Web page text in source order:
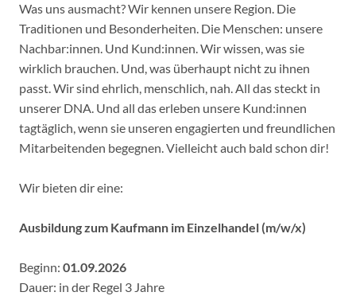
Was uns ausmacht? Wir kennen unsere Region. Die
Traditionen und Besonderheiten. Die Menschen: unsere
Nachbar:innen. Und Kund:innen. Wir wissen, was sie
wirklich brauchen. Und, was überhaupt nicht zu ihnen
passt. Wir sind ehrlich, menschlich, nah. All das steckt in
unserer DNA. Und all das erleben unsere Kund:innen
tagtäglich, wenn sie unseren engagierten und freundlichen
Mitarbeitenden begegnen. Vielleicht auch bald schon dir!
Wir bieten dir eine:
Ausbildung zum Kaufmann im Einzelhandel (m/w/x)
Beginn: 01.09.2026
Dauer: in der Regel 3 Jahre